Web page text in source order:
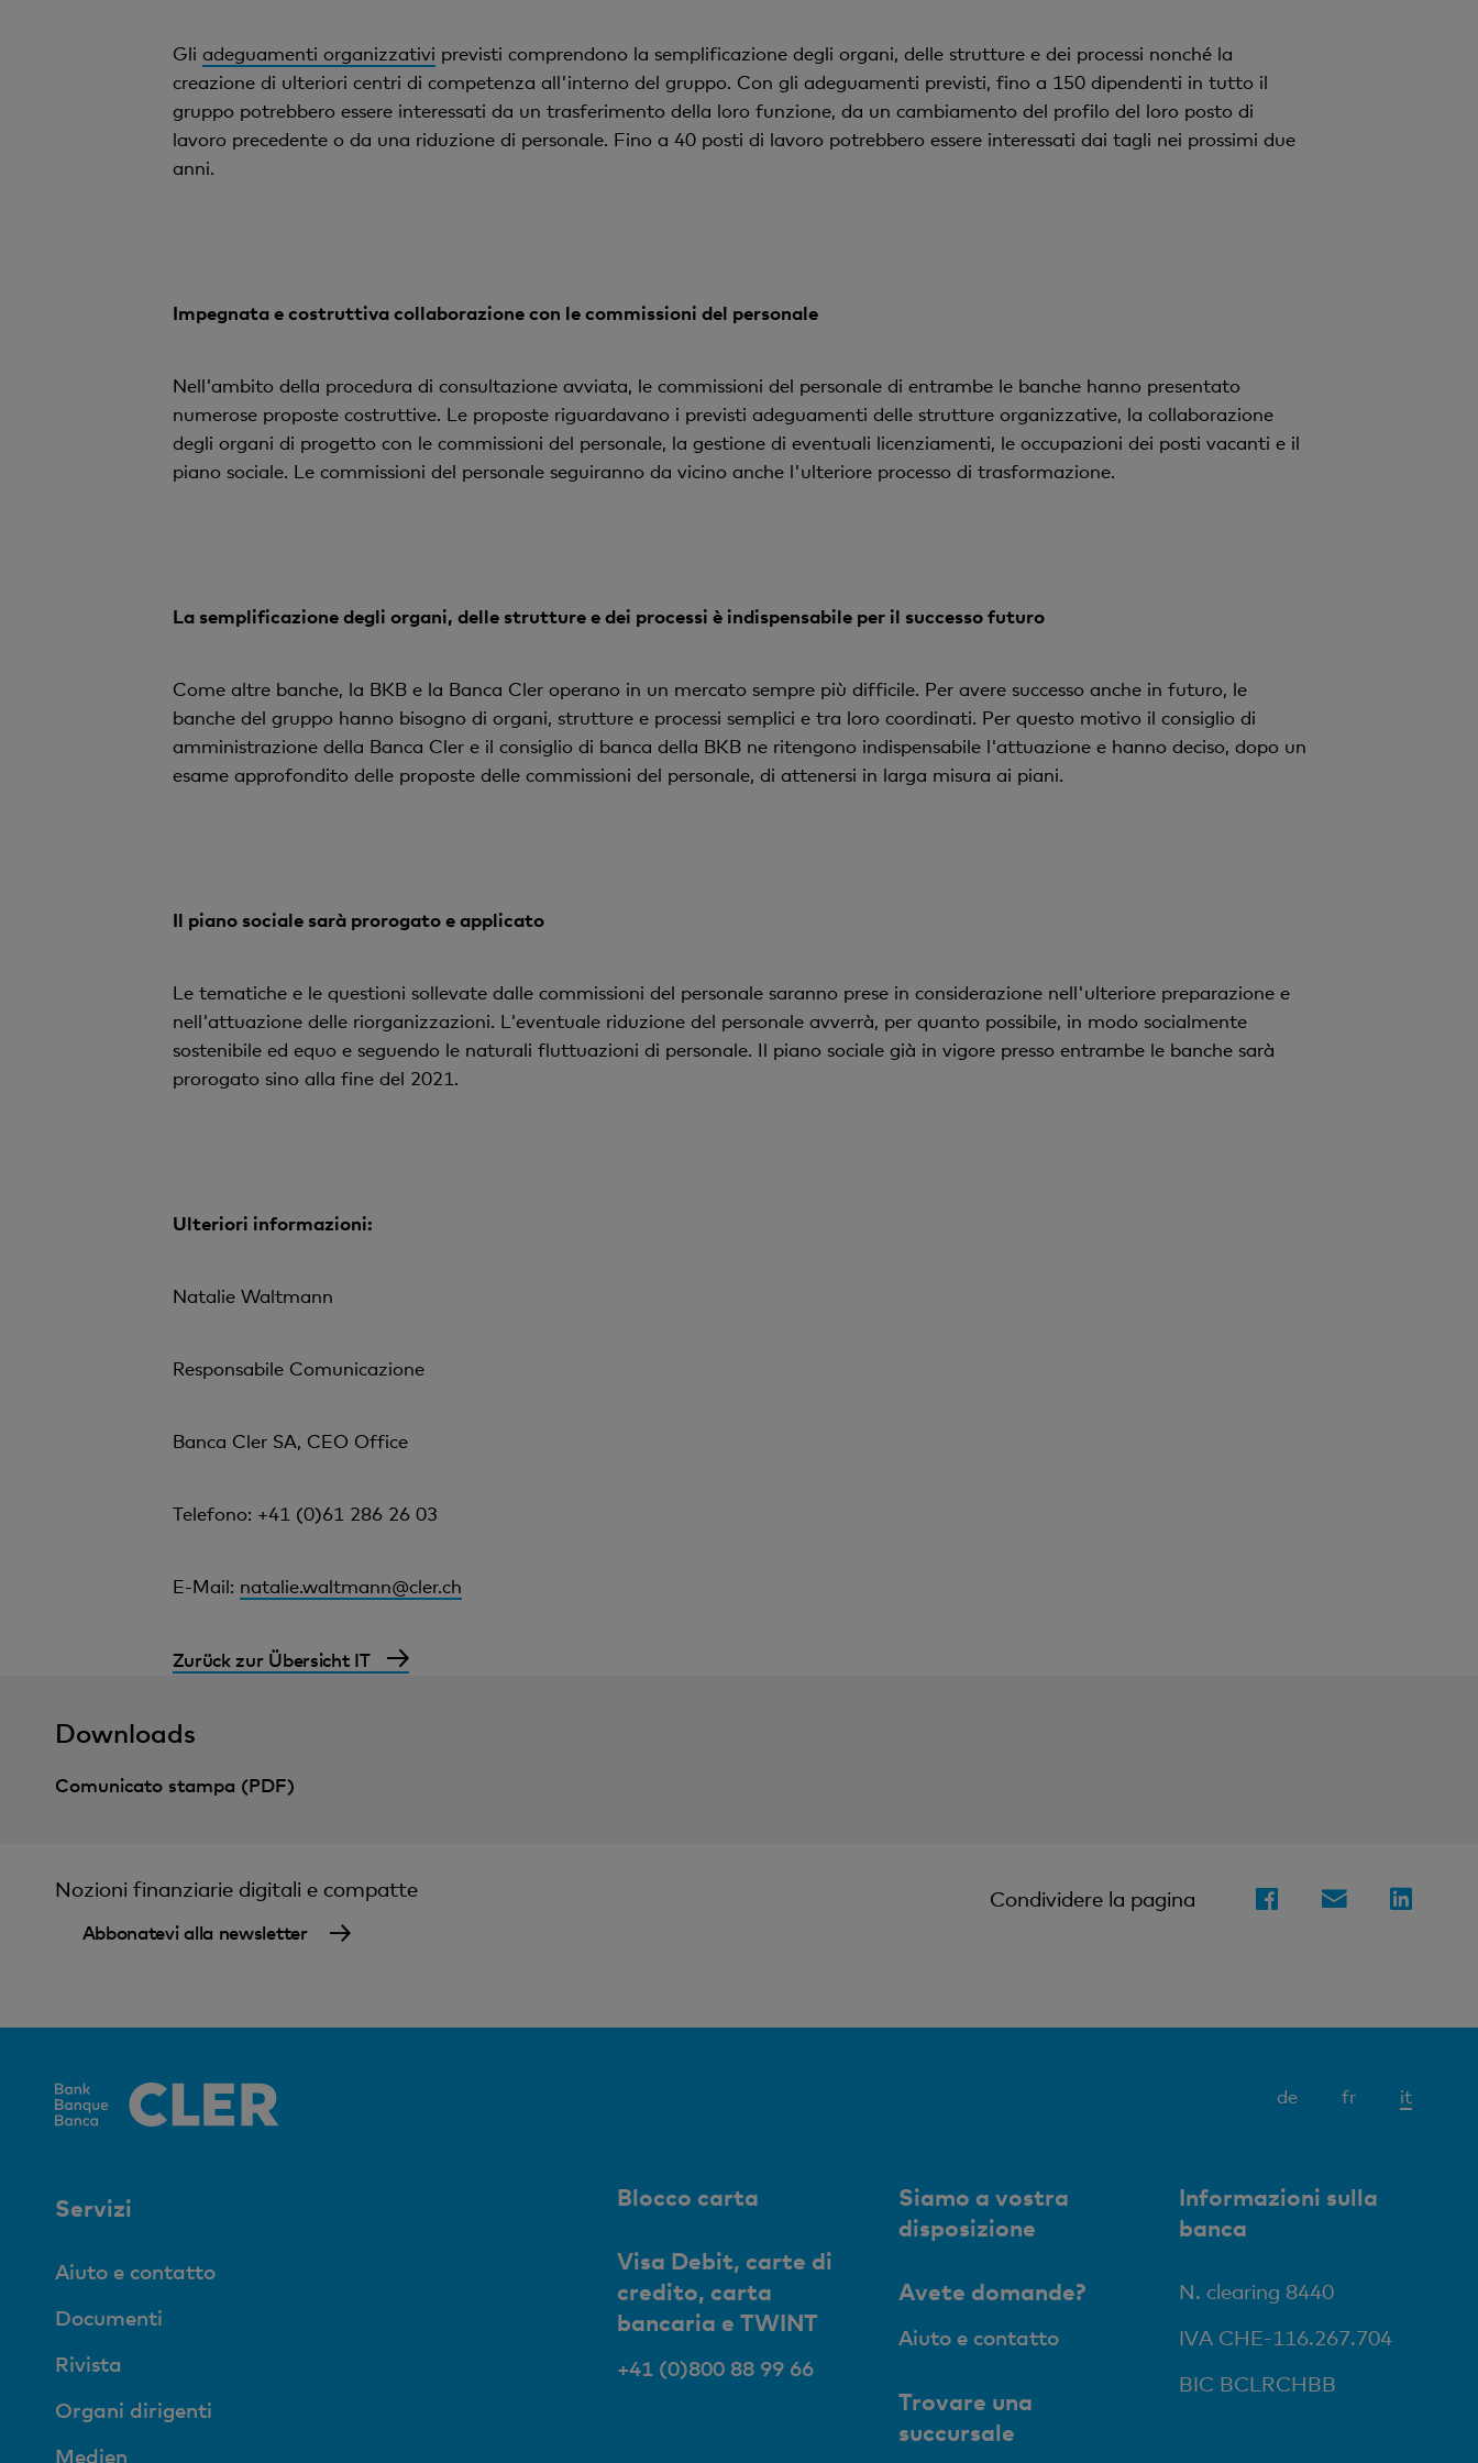
Gli adeguamenti organizzativi previsti comprendono la semplificazione degli organi, delle strutture e dei processi nonché la
creazione di ulteriori centri di competenza all'interno del gruppo. Con gli adeguamenti previsti, fino a 150 dipendenti in tutto il
gruppo potrebbero essere interessati da un trasferimento della loro funzione, da un cambiamento del profilo del loro posto di
lavoro precedente o da una riduzione di personale. Fino a 40 posti di lavoro potrebbero essere interessati dai tagli nei prossimi due
anni.
Impegnata e costruttiva collaborazione con le commissioni del personale
Nell'ambito della procedura di consultazione avviata, le commissioni del personale di entrambe le banche hanno presentato
numerose proposte costruttive. Le proposte riguardavano i previsti adeguamenti delle strutture organizzative, la collaborazione
degli organi di progetto con le commissioni del personale, la gestione di eventuali licenziamenti, le occupazioni dei posti vacanti e il
piano sociale. Le commissioni del personale seguiranno da vicino anche l'ulteriore processo di trasformazione.
La semplificazione degli organi, delle strutture e dei processi è indispensabile per il successo futuro
Come altre banche, la BKB e la Banca Cler operano in un mercato sempre più difficile. Per avere successo anche in futuro, le
banche del gruppo hanno bisogno di organi, strutture e processi semplici e tra loro coordinati. Per questo motivo il consiglio di
amministrazione della Banca Cler e il consiglio di banca della BKB ne ritengono indispensabile l'attuazione e hanno deciso, dopo un
esame approfondito delle proposte delle commissioni del personale, di attenersi in larga misura ai piani.
Il piano sociale sarà prorogato e applicato
Le tematiche e le questioni sollevate dalle commissioni del personale saranno prese in considerazione nell'ulteriore preparazione e
nell'attuazione delle riorganizzazioni. L'eventuale riduzione del personale avverrà, per quanto possibile, in modo socialmente
sostenibile ed equo e seguendo le naturali fluttuazioni di personale. Il piano sociale già in vigore presso entrambe le banche sarà
prorogato sino alla fine del 2021.
Ulteriori informazioni:
Natalie Waltmann
Responsabile Comunicazione
Banca Cler SA, CEO Office
Telefono: +41 (0)61 286 26 03
E-Mail: natalie.waltmann@cler.ch
Zurück zur Übersicht IT
Downloads
Comunicato stampa (PDF)
Nozioni finanziarie digitali e compatte
Abbonatevi alla newsletter
Condividere la pagina
de fr it
Servizi
Aiuto e contatto
Documenti
Rivista
Organi dirigenti
Medien
Blocco carta
Visa Debit, carte di
credito, carta
bancaria e TWINT
+41 (0)800 88 99 66
Siamo a vostra
disposizione
Avete domande?
Aiuto e contatto
Trovare una
succursale
Informazioni sulla
banca
N. clearing 8440
IVA CHE-116.267.704
BIC BCLRCHBB